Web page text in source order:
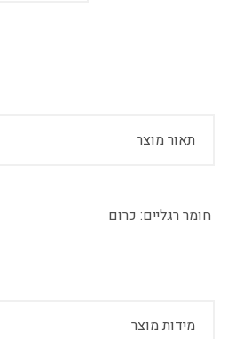
תאור מוצר
חומר רגליים: כרום
מידות מוצר